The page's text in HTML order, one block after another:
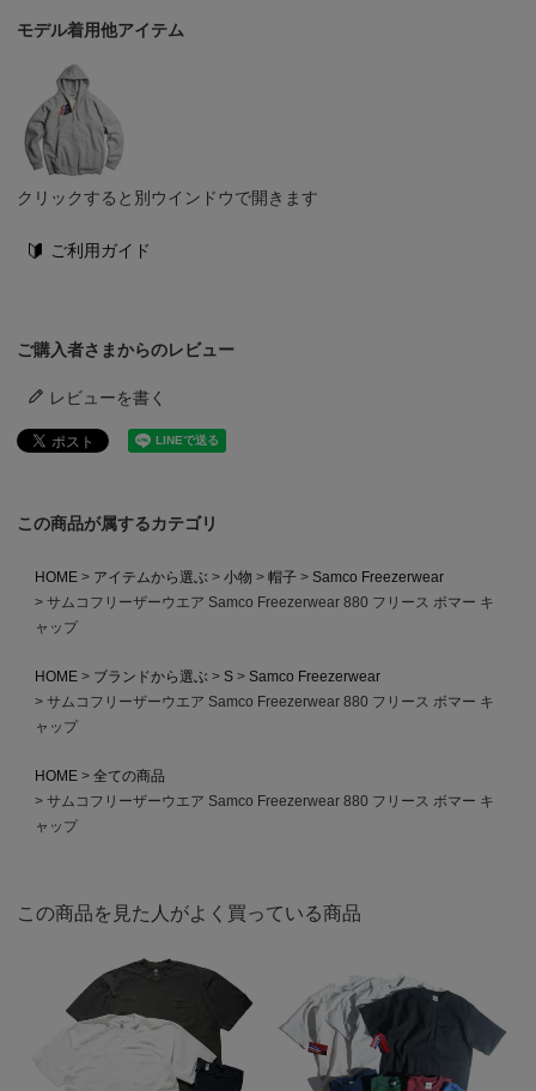
モデル着用他アイテム
クリックすると別ウインドウで開きます
ご利用ガイド
ご購入者さまからのレビュー
レビューを書く
この商品が属するカテゴリ
HOME アイテムから選ぶ 小物 帽子
Samco Freezerwear
サムコフリーザーウエア Samco Freezerwear 880 フリース ボマー キ
ャップ
HOME ブランドから選ぶ S
Samco Freezerwear
サムコフリーザーウエア Samco Freezerwear 880 フリース ボマー キ
ャップ
HOME
全ての商品
サムコフリーザーウエア Samco Freezerwear 880 フリース ボマー キ
ャップ
この商品を見た人がよく買っている商品